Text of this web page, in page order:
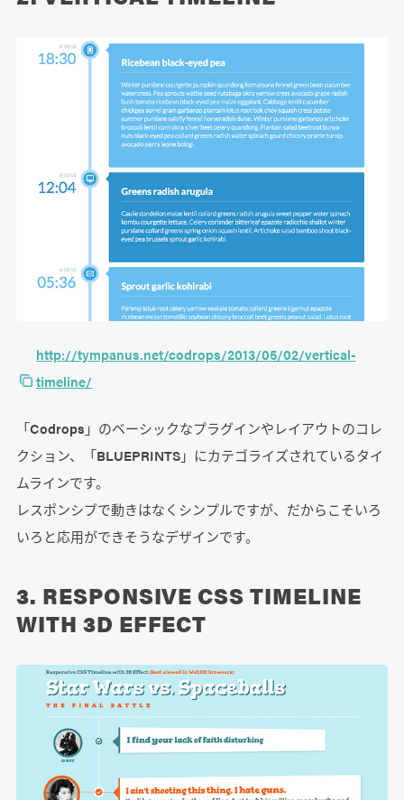
http://tympanus.net/codrops/2013/05/02/vertical-
timeline/
「Codrops」のベーシックなプラグインやレイアウトのコレ
クション、「BLUEPRINTS」にカテゴライズされているタイ
ムラインです。
レスポンシブで動きはなくシンプルですが、だからこそいろ
いろと応用ができそうなデザインです。
3. RESPONSIVE CSS TIMELINE
WITH 3D EFFECT